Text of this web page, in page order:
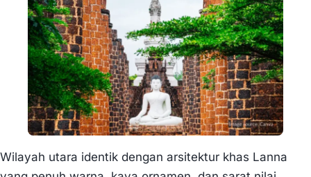
Wilayah utara identik dengan arsitektur khas Lanna